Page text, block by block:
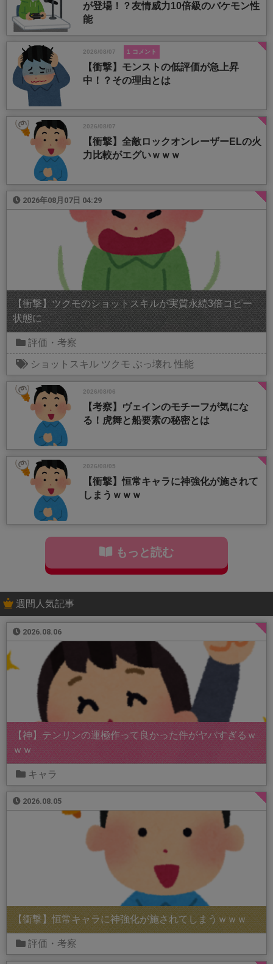
が登場！？友情威力10倍級のバケモン性
能
2026/08/07 1 コメント
【衝撃】モンストの低評価が急上昇
中！？その理由とは
2026/08/07
【衝撃】全敵ロックオンレーザーELの火
力比較がエグいｗｗｗ
2026年08月07日 04:29
【衝撃】ツクモのショットスキルが実質永続3倍コピー
状態に
評価・考察
ショットスキル ツクモ ぶっ壊れ 性能
2026/08/06
【考察】ヴェインのモチーフが気にな
る！虎舞と船要素の秘密とは
2026/08/05
【衝撃】恒常キャラに神強化が施されて
しまうｗｗｗ
もっと読む
週間人気記事
2026.08.06
【神】テンリンの運極作って良かった件がヤバすぎるｗ
ｗｗ
キャラ
2026.08.05
【衝撃】恒常キャラに神強化が施されてしまうｗｗｗ
評価・考察